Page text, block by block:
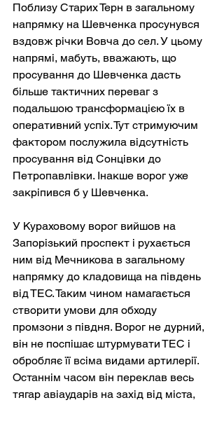
Поблизу Старих Терн в загальному
напрямку на Шевченка просунувся
вздовж річки Вовча до сел. У цьому
напрямі, мабуть, вважають, що
просування до Шевченка дасть
більше тактичних переваг з
подальшою трансформацією їх в
оперативний успіх. Тут стримуючим
фактором послужила відсутність
просування від Сонцівки до
Петропавлівки. Інакше ворог уже
закріпився б у Шевченка.
У Кураховому ворог вийшов на
Запорізький проспект і рухається
ним від Мечникова в загальному
напрямку до кладовища на південь
від ТЕС. Таким чином намагається
створити умови для обходу
промзони з півдня. Ворог не дурний,
він не поспішає штурмувати ТЕС і
обробляє її всіма видами артилерії.
Останнім часом він переклав весь
тягар авіаударів на захід від міста,